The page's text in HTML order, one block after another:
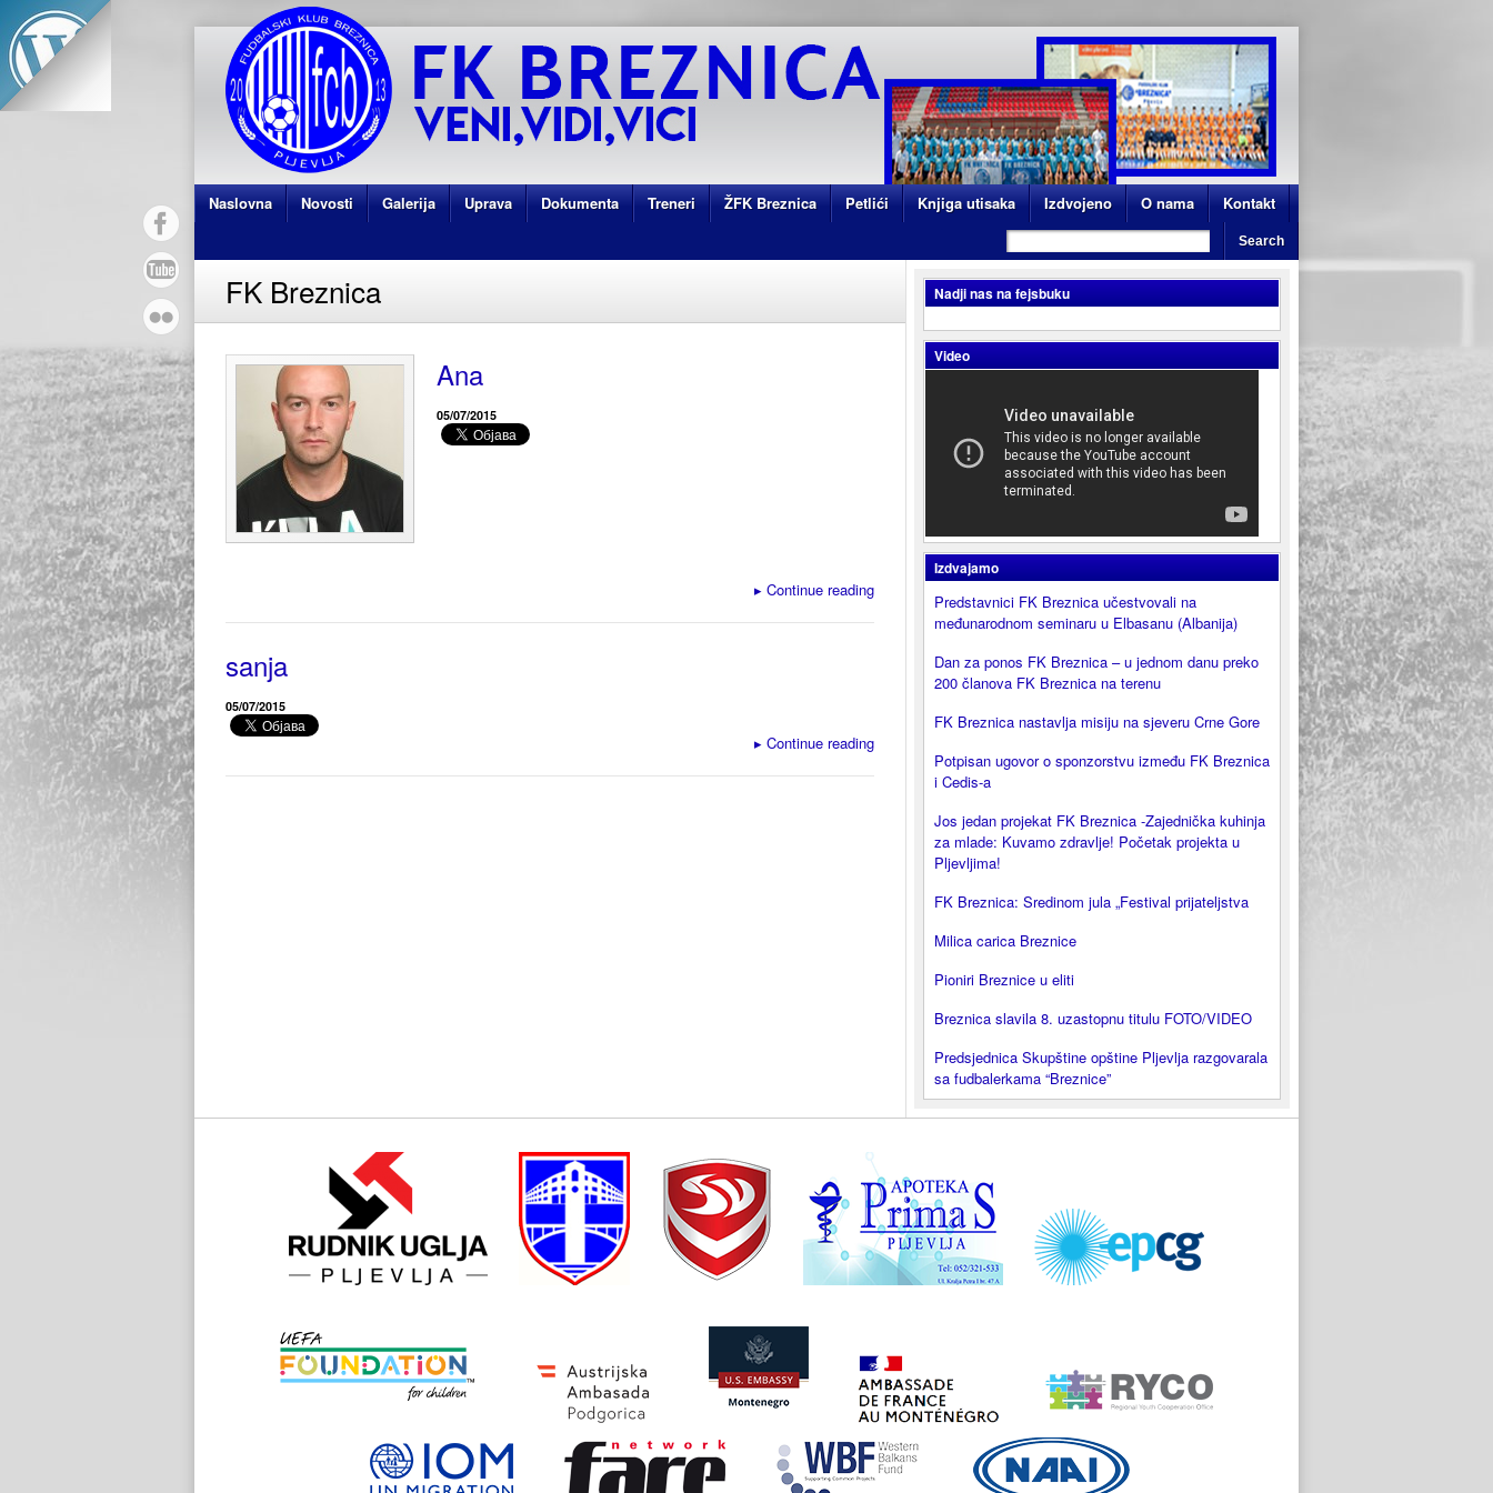
Naslovna Novosti Galerija Uprava Dokumenta Treneri ŽFK Breznica Petlići Knjiga utisaka Izdvojeno O nama Kontakt
FK Breznica
Ana
05/07/2015
▸ Continue reading
sanja
05/07/2015
▸ Continue reading
Nadji nas na fejsbuku
Video
Izdvajamo
Predstavnici FK Breznica učestvovali na
međunarodnom seminaru u Elbasanu (Albanija)
Dan za ponos FK Breznica – u jednom danu preko
200 članova FK Breznica na terenu
FK Breznica nastavlja misiju na sjeveru Crne Gore
Potpisan ugovor o sponzorstvu između FK Breznica
i Cedis-a
Jos jedan projekat FK Breznica -Zajednička kuhinja
za mlade: Kuvamo zdravlje! Početak projekta u
Pljevljima!
FK Breznica: Sredinom jula „Festival prijateljstva
Milica carica Breznice
Pioniri Breznice u eliti
Breznica slavila 8. uzastopnu titulu FOTO/VIDEO
Predsjednica Skupštine opštine Pljevlja razgovarala
sa fudbalerkama “Breznice”